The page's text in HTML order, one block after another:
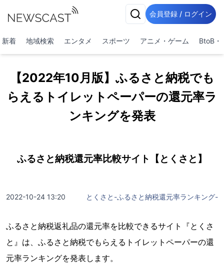
会員登録 / ログイン
新着 地域検索 エンタメ スポーツ アニメ・ゲーム BtoB・
【2022年10月版】ふるさと納税でも
らえるトイレットペーパーの還元率ラ
ンキングを発表
ふるさと納税還元率比較サイト【とくさと】
2022-10-24 13:20 とくさと-ふるさと納税還元率ランキング-
ふるさと納税返礼品の還元率を比較できるサイト『とくさ
と』は、ふるさと納税でもらえるトイレットペーパーの還
元率ランキングを発表します。